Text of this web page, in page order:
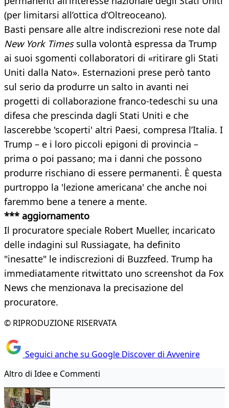
(per limitarsi all’ottica d’Oltreoceano).
Basti pensare alle altre indiscrezioni rese note dal
New York Timessulla volontà espressa da Trump
ai suoi sgomenti collaboratori di «ritirare gli Stati
Uniti dalla Nato». Esternazioni prese però tanto
sul serio da produrre un salto in avanti nei
progetti di collaborazione franco-tedeschi su una
difesa che prescinda dagli Stati Uniti e che
lascerebbe 'scoperti' altri Paesi, compresa l’Italia. I
Trump – e i loro piccoli epigoni di provincia –
prima o poi passano; ma i danni che possono
produrre rischiano di essere permanenti. È questa
purtroppo la 'lezione americana' che anche noi
faremmo bene a tenere a mente.
*** aggiornamento
Il procuratore speciale Robert Mueller, incaricato
delle indagini sul Russiagate, ha definito
"inesatte" le indiscrezioni di Buzzfeed. Trump ha
immediatamente ritwittato uno screenshot da Fox
News che menzionava la precisazione del
procuratore.
© RIPRODUZIONE RISERVATA
Seguici anche su Google Discover di Avvenire
Altro di Idee e Commenti